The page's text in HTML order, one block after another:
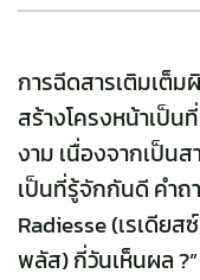
การฉีดสารเติมเต็ม
สร้างโครงหน้าเป็น
งาม เนื่องจากเป็น
เป็นที่รู้จักกันดี คำ
Radiesse (เรเดียส
พลัส) กี่วันเห็นผล ?”